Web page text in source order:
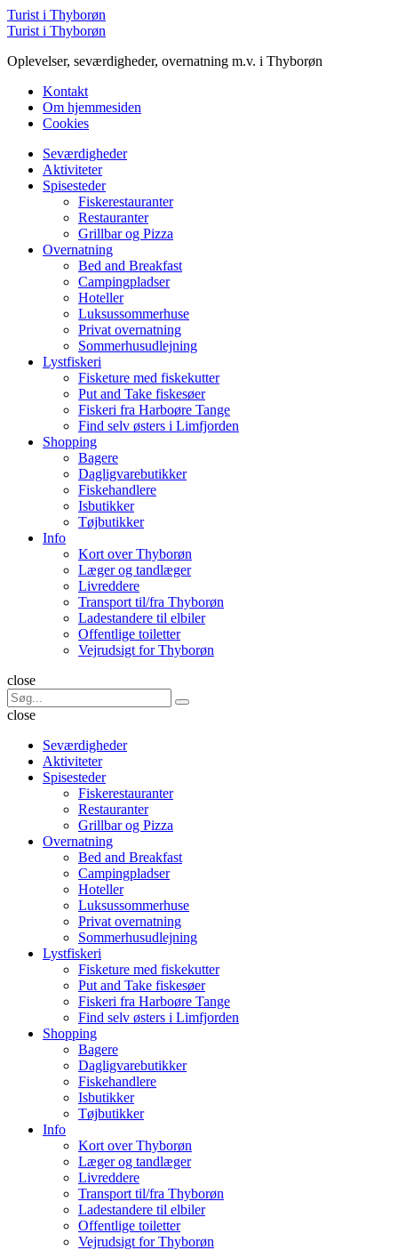
Menu
Turist i Thyborøn
Søg
Turist i Thyborøn
Oplevelser, seværdigheder, overnatning m.v. i Thyborøn
Kontakt
Om hjemmesiden
Cookies
Menu
Seværdigheder
Aktiviteter
Spisesteder
Fiskerestauranter
Restauranter
Grillbar og Pizza
Overnatning
Bed and Breakfast
Campingpladser
Hoteller
Luksussommerhuse
Privat overnatning
Sommerhusudlejning
Lystfiskeri
Fisketure med fiskekutter
Put and Take fiskesøer
Fiskeri fra Harboøre Tange
Find selv østers i Limfjorden
Shopping
Bagere
Dagligvarebutikker
Fiskehandlere
Isbutikker
Tøjbutikker
Info
Kort over Thyborøn
Læger og tandlæger
Livreddere
Transport til/fra Thyborøn
Ladestandere til elbiler
Offentlige toiletter
Vejrudsigt for Thyborøn
Søg
close
Search
for:
Søg
close
Seværdigheder
Aktiviteter
Spisesteder
Fiskerestauranter
Restauranter
Grillbar og Pizza
Overnatning
Bed and Breakfast
Campingpladser
Hoteller
Luksussommerhuse
Privat overnatning
Sommerhusudlejning
Lystfiskeri
Fisketure med fiskekutter
Put and Take fiskesøer
Fiskeri fra Harboøre Tange
Find selv østers i Limfjorden
Shopping
Bagere
Dagligvarebutikker
Fiskehandlere
Isbutikker
Tøjbutikker
Info
Kort over Thyborøn
Læger og tandlæger
Livreddere
Transport til/fra Thyborøn
Ladestandere til elbiler
Offentlige toiletter
Vejrudsigt for Thyborøn